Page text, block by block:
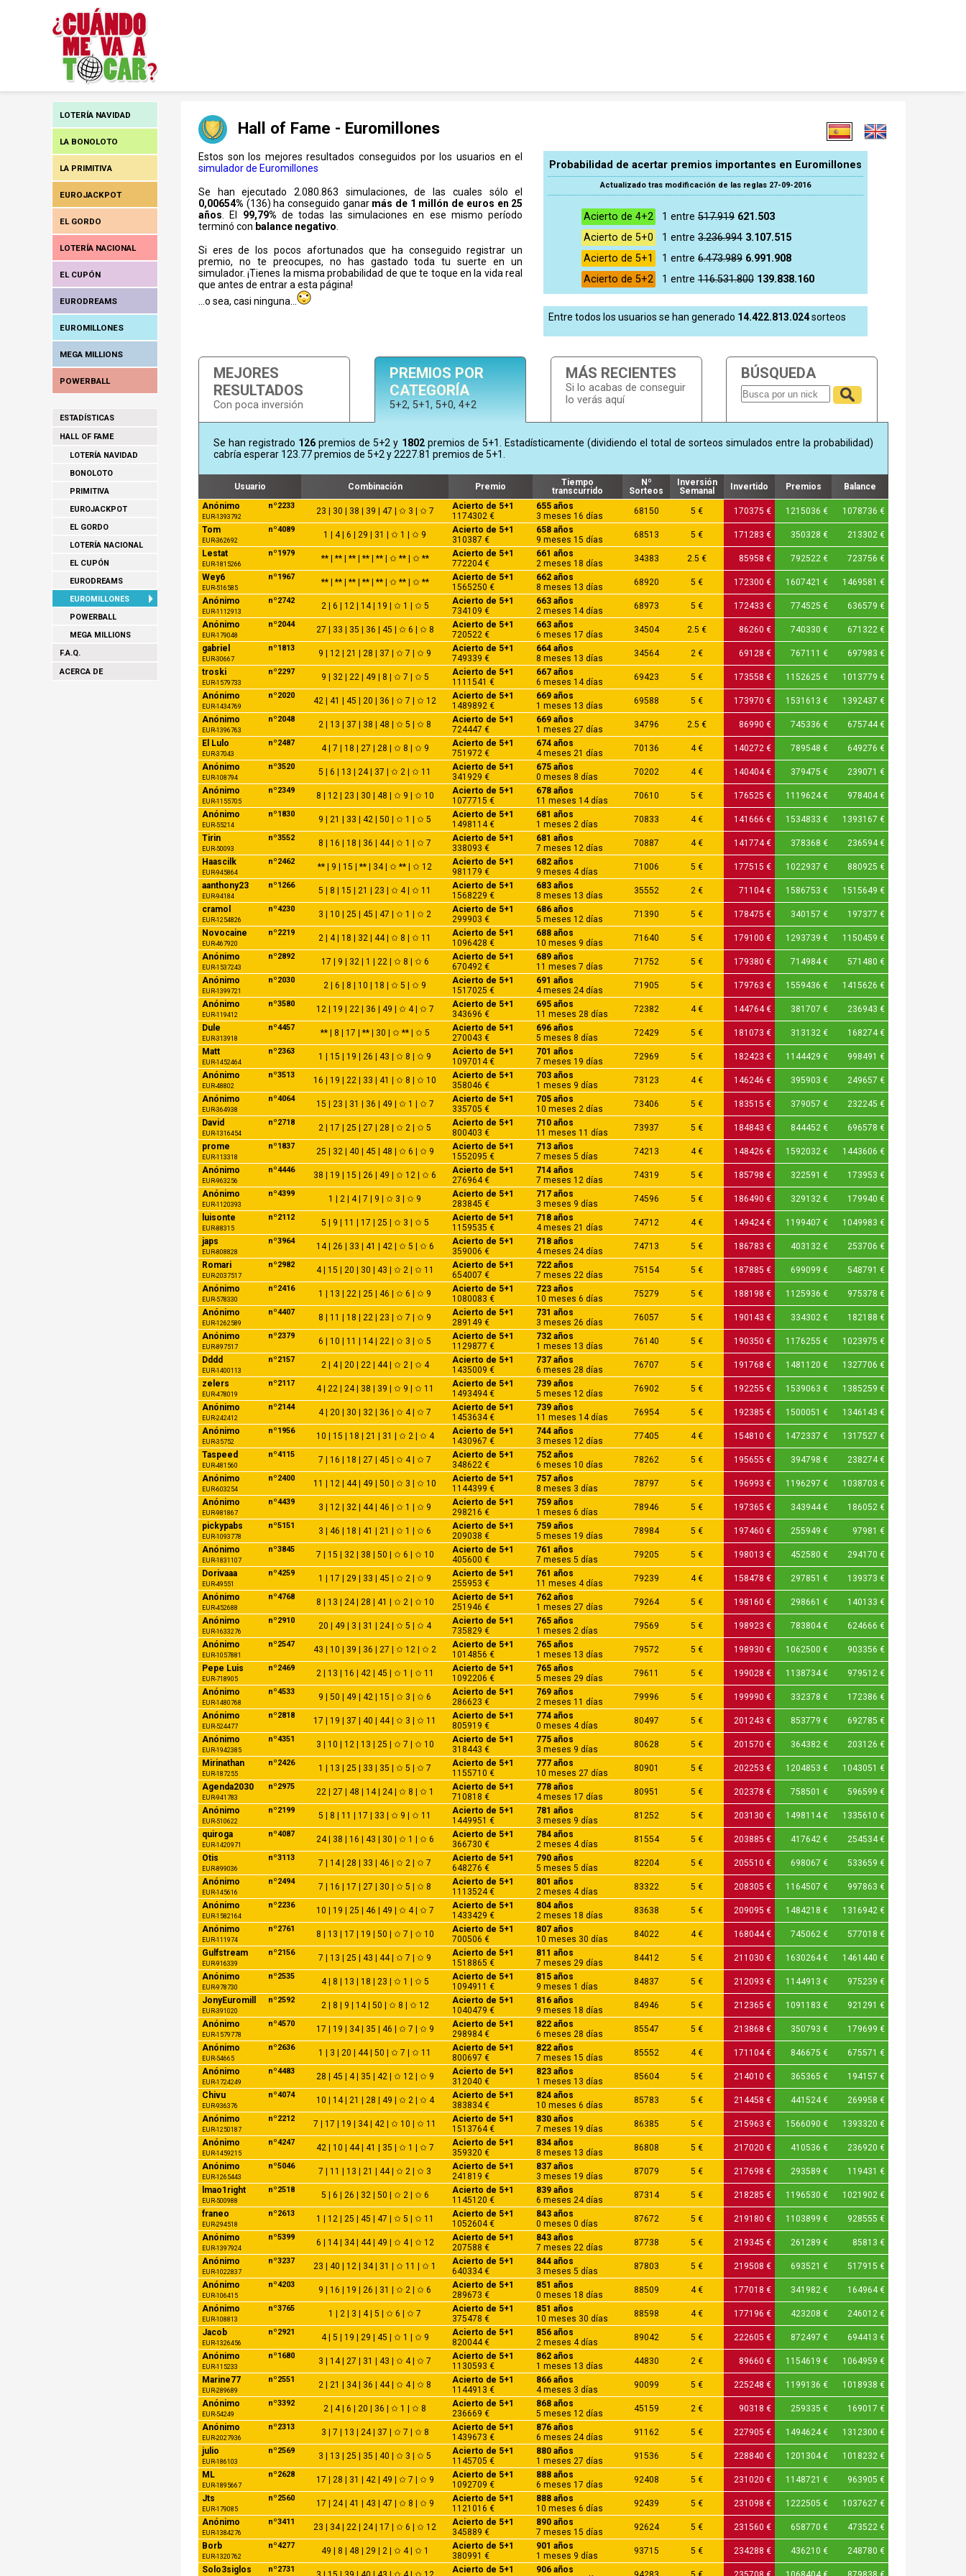
LOTERÍA NAVIDAD
LA BONOLOTO
LA PRIMITIVA
EUROJACKPOT
EL GORDO
LOTERÍA NACIONAL
EL CUPÓN
EURODREAMS
EUROMILLONES
MEGA MILLIONS
POWERBALL
ESTADÍSTICAS
HALL OF FAME
LOTERÍA NAVIDAD
BONOLOTO
PRIMITIVA
EUROJACKPOT
EL GORDO
LOTERÍA NACIONAL
EL CUPÓN
EURODREAMS
EUROMILLONES
POWERBALL
MEGA MILLIONS
F.A.Q.
ACERCA DE
Hall of Fame - Euromillones
Estos son los mejores resultados conseguidos por los usuarios en el
simulador de Euromillones
Se han ejecutado 2.080.863 simulaciones, de las cuales sólo el
0,00654% (136) ha conseguido ganar más de 1 millón de euros en 25
años . El 99,79% de todas las simulaciones en ese mismo período
terminó con balance negativo
Si eres de los pocos afortunados que ha conseguido registrar un
premio, no te preocupes, no has gastado toda tu suerte en un
simulador. ¡Tienes la misma probabilidad de que te toque en la vida real
que antes de entrar a esta página!
...o sea, casi ninguna...
Probabilidad de acertar premios importantes en Euromillones
Actualizado tras modificación de las reglas 27-09-2016
Acierto de 4+2 1 entre 517.919 621.503
Acierto de 5+0
1 entre 3.236.994 3.107.515
Acierto de 5+1
1 entre 6.473.989 6.991.908
Acierto de 5+2
1 entre 116.531.800 139.838.160
Entre todos los usuarios se han generado 14.422.813.024sorteos
MEJORES
RESULTADOS
Con poca inversión
PREMIOS POR
CATEGORÍA
5+2, 5+1, 5+0, 4+2
MÁS RECIENTES
Si lo acabas de conseguir
lo verás aquí
BÚSQUEDA
Se han registrado 126 premios de 5+2 y 1802premios de 5+1. Estadísticamente (dividiendo el total de sorteos simulados entre la probabilidad)
cabría esperar 123.77 premios de 5+2 y 2227.81 premios de 5+1.
Usuario Combinación Premio
Tiempo
transcurrido
Nº
Sorteos
Inversión
Semanal
Invertido Premios Balance
nº2233
Anónimo
EUR-1393792
23 | 30 | 38 | 39 | 47 | ✩ 3 | ✩ 7
Acierto de 5+1
1174302 €
655 años
3 meses 16 días
68150 5 € 170375 € 1215036 € 1078736 €
nº4089
Tom
EUR-362692
1 | 4 | 6 | 29 | 31 | ✩ 1 | ✩ 9
Acierto de 5+1
310387 €
658 años
9 meses 15 días
68513 5 € 171283 € 350328 € 213302 €
nº1979
Lestat
EUR-1815266
** | ** | ** | ** | ** | ✩ ** | ✩ **
Acierto de 5+1
772204 €
661 años
2 meses 18 días
34383 2.5 € 85958 € 792522 € 723756 €
nº1967
Wey6
EUR-516585
** | ** | ** | ** | ** | ✩ ** | ✩ **
Acierto de 5+1
1565250 €
662 años
8 meses 13 días
68920 5 € 172300 € 1607421 € 1469581 €
nº2742
Anónimo
EUR-1112913
2 | 6 | 12 | 14 | 19 | ✩ 1 | ✩ 5
Acierto de 5+1
734109 €
663 años
2 meses 14 días
68973 5 € 172433 € 774525 € 636579 €
nº2044
Anónimo
EUR-179048
27 | 33 | 35 | 36 | 45 | ✩ 6 | ✩ 8
Acierto de 5+1
720522 €
663 años
6 meses 17 días
34504 2.5 € 86260 € 740330 € 671322 €
nº1813
gabriel
EUR-30667
9 | 12 | 21 | 28 | 37 | ✩ 7 | ✩ 9
Acierto de 5+1
749339 €
664 años
8 meses 13 días
34564 2 € 69128 € 767111 € 697983 €
nº2297
troski
EUR-1579733
9 | 32 | 22 | 49 | 8 | ✩ 7 | ✩ 5
Acierto de 5+1
1111541 €
667 años
6 meses 14 días
69423 5 € 173558 € 1152625 € 1013779 €
nº2020
Anónimo
EUR-1434769
42 | 41 | 45 | 20 | 36 | ✩ 7 | ✩ 12
Acierto de 5+1
1489892 €
669 años
1 meses 13 días
69588 5 € 173970 € 1531613 € 1392437 €
nº2048
Anónimo
EUR-1396763
2 | 13 | 37 | 38 | 48 | ✩ 5 | ✩ 8
Acierto de 5+1
724447 €
669 años
1 meses 27 días
34796 2.5 € 86990 € 745336 € 675744 €
nº2487
El Lulo
EUR-37043
4 | 7 | 18 | 27 | 28 | ✩ 8 | ✩ 9
Acierto de 5+1
751972 €
674 años
4 meses 21 días
70136 4 € 140272 € 789548 € 649276 €
nº3520
Anónimo
EUR-108794
5 | 6 | 13 | 24 | 37 | ✩ 2 | ✩ 11
Acierto de 5+1
341929 €
675 años
0 meses 8 días
70202 4 € 140404 € 379475 € 239071 €
nº2349
Anónimo
EUR-1155705
8 | 12 | 23 | 30 | 48 | ✩ 9 | ✩ 10
Acierto de 5+1
1077715 €
678 años
11 meses 14 días
70610 5 € 176525 € 1119624 € 978404 €
nº1830
Anónimo
EUR-55214
9 | 21 | 33 | 42 | 50 | ✩ 1 | ✩ 5
Acierto de 5+1
1498114 €
681 años
1 meses 2 días
70833 4 € 141666 € 1534833 € 1393167 €
nº3552
Tirin
EUR-50093
8 | 16 | 18 | 36 | 44 | ✩ 1 | ✩ 7
Acierto de 5+1
338093 €
681 años
7 meses 12 días
70887 4 € 141774 € 378368 € 236594 €
nº2462
Haascilk
EUR-945864
** | 9 | 15 | ** | 34 | ✩ ** | ✩ 12
Acierto de 5+1
981179 €
682 años
9 meses 4 días
71006 5 € 177515 € 1022937 € 880925 €
nº1266
aanthony23
EUR-94184
5 | 8 | 15 | 21 | 23 | ✩ 4 | ✩ 11
Acierto de 5+1
1568229 €
683 años
8 meses 13 días
35552 2 € 71104 € 1586753 € 1515649 €
nº4230
cramol
EUR-1254826
3 | 10 | 25 | 45 | 47 | ✩ 1 | ✩ 2
Acierto de 5+1
299903 €
686 años
5 meses 12 días
71390 5 € 178475 € 340157 € 197377 €
nº2219
Novocaine
EUR-467920
2 | 4 | 18 | 32 | 44 | ✩ 8 | ✩ 11
Acierto de 5+1
1096428 €
688 años
10 meses 9 días
71640 5 € 179100 € 1293739 € 1150459 €
nº2892
Anónimo
EUR-1537243
17 | 9 | 32 | 1 | 22 | ✩ 8 | ✩ 6
Acierto de 5+1
670492 €
689 años
11 meses 7 días
71752 5 € 179380 € 714984 € 571480 €
nº2030
Anónimo
EUR-1399721
2 | 6 | 8 | 10 | 18 | ✩ 5 | ✩ 9
Acierto de 5+1
1517025 €
691 años
4 meses 24 días
71905 5 € 179763 € 1559436 € 1415626 €
nº3580
Anónimo
EUR-119412
12 | 19 | 22 | 36 | 49 | ✩ 4 | ✩ 7
Acierto de 5+1
343696 €
695 años
11 meses 28 días
72382 4 € 144764 € 381707 € 236943 €
nº4457
Dule
EUR-313918
** | 8 | 17 | ** | 30 | ✩ ** | ✩ 5
Acierto de 5+1
270043 €
696 años
5 meses 8 días
72429 5 € 181073 € 313132 € 168274 €
nº2363
Matt
EUR-1452464
1 | 15 | 19 | 26 | 43 | ✩ 8 | ✩ 9
Acierto de 5+1
1097014 €
701 años
7 meses 19 días
72969 5 € 182423 € 1144429 € 998491 €
nº3513
Anónimo
EUR-48802
16 | 19 | 22 | 33 | 41 | ✩ 8 | ✩ 10
Acierto de 5+1
358046 €
703 años
1 meses 9 días
73123 4 € 146246 € 395903 € 249657 €
nº4064
Anónimo
EUR-364938
15 | 23 | 31 | 36 | 49 | ✩ 1 | ✩ 7
Acierto de 5+1
335705 €
705 años
10 meses 2 días
73406 5 € 183515 € 379057 € 232245 €
nº2718
David
EUR-1316454
2 | 17 | 25 | 27 | 28 | ✩ 2 | ✩ 5
Acierto de 5+1
800403 €
710 años
11 meses 11 días
73937 5 € 184843 € 844452 € 696578 €
nº1837
prome
EUR-113318
25 | 32 | 40 | 45 | 48 | ✩ 6 | ✩ 9
Acierto de 5+1
1552095 €
713 años
7 meses 5 días
74213 4 € 148426 € 1592032 € 1443606 €
nº4446
Anónimo
EUR-963256
38 | 19 | 15 | 26 | 49 | ✩ 12 | ✩ 6
Acierto de 5+1
276964 €
714 años
7 meses 12 días
74319 5 € 185798 € 322591 € 173953 €
nº4399
Anónimo
EUR-1120393
1 | 2 | 4 | 7 | 9 | ✩ 3 | ✩ 9
Acierto de 5+1
283845 €
717 años
3 meses 9 días
74596 5 € 186490 € 329132 € 179940 €
nº2112
luisonte
EUR-88315
5 | 9 | 11 | 17 | 25 | ✩ 3 | ✩ 5
Acierto de 5+1
1159535 €
718 años
4 meses 21 días
74712 4 € 149424 € 1199407 € 1049983 €
nº3964
japs
EUR-808828
14 | 26 | 33 | 41 | 42 | ✩ 5 | ✩ 6
Acierto de 5+1
359006 €
718 años
4 meses 24 días
74713 5 € 186783 € 403132 € 253706 €
nº2982
Romari
EUR-2037517
4 | 15 | 20 | 30 | 43 | ✩ 2 | ✩ 11
Acierto de 5+1
654007 €
722 años
7 meses 22 días
75154 5 € 187885 € 699099 € 548791 €
nº2416
Anónimo
EUR-578330
1 | 13 | 22 | 25 | 46 | ✩ 6 | ✩ 9
Acierto de 5+1
1080083 €
723 años
10 meses 6 días
75279 5 € 188198 € 1125936 € 975378 €
nº4407
Anónimo
EUR-1262589
8 | 11 | 18 | 22 | 23 | ✩ 7 | ✩ 9
Acierto de 5+1
289149 €
731 años
3 meses 26 días
76057 5 € 190143 € 334302 € 182188 €
nº2379
Anónimo
EUR-897517
6 | 10 | 11 | 14 | 22 | ✩ 3 | ✩ 5
Acierto de 5+1
1129877 €
732 años
1 meses 13 días
76140 5 € 190350 € 1176255 € 1023975 €
nº2157
Dddd
EUR-1400113
2 | 4 | 20 | 22 | 44 | ✩ 2 | ✩ 4
Acierto de 5+1
1435009 €
737 años
6 meses 28 días
76707 5 € 191768 € 1481120 € 1327706 €
nº2117
zelers
EUR-478019
4 | 22 | 24 | 38 | 39 | ✩ 9 | ✩ 11
Acierto de 5+1
1493494 €
739 años
5 meses 12 días
76902 5 € 192255 € 1539063 € 1385259 €
nº2144
Anónimo
EUR-242412
4 | 20 | 30 | 32 | 36 | ✩ 4 | ✩ 7
Acierto de 5+1
1453634 €
739 años
11 meses 14 días
76954 5 € 192385 € 1500051 € 1346143 €
nº1956
Anónimo
EUR-35752
10 | 15 | 18 | 21 | 31 | ✩ 2 | ✩ 4
Acierto de 5+1
1430967 €
744 años
3 meses 12 días
77405 4 € 154810 € 1472337 € 1317527 €
nº4115
Taspeed
EUR-481560
7 | 16 | 18 | 27 | 45 | ✩ 4 | ✩ 7
Acierto de 5+1
348622 €
752 años
6 meses 10 días
78262 5 € 195655 € 394798 € 238274 €
nº2400
Anónimo
EUR-603254
11 | 12 | 44 | 49 | 50 | ✩ 3 | ✩ 10
Acierto de 5+1
1144399 €
757 años
8 meses 3 días
78797 5 € 196993 € 1196297 € 1038703 €
nº4439
Anónimo
EUR-981867
3 | 12 | 32 | 44 | 46 | ✩ 1 | ✩ 9
Acierto de 5+1
298216 €
759 años
1 meses 6 días
78946 5 € 197365 € 343944 € 186052 €
nº5151
pickypabs
EUR-1093778
3 | 46 | 18 | 41 | 21 | ✩ 1 | ✩ 6
Acierto de 5+1
209038 €
759 años
5 meses 19 días
78984 5 € 197460 € 255949 € 97981 €
nº3845
Anónimo
EUR-1831107
7 | 15 | 32 | 38 | 50 | ✩ 6 | ✩ 10
Acierto de 5+1
405600 €
761 años
7 meses 5 días
79205 5 € 198013 € 452580 € 294170 €
nº4259
Dorivaaa
EUR-49551
1 | 17 | 29 | 33 | 45 | ✩ 2 | ✩ 9
Acierto de 5+1
255953 €
761 años
11 meses 4 días
79239 4 € 158478 € 297851 € 139373 €
nº4768
Anónimo
EUR-452688
8 | 13 | 24 | 28 | 41 | ✩ 2 | ✩ 10
Acierto de 5+1
251946 €
762 años
1 meses 27 días
79264 5 € 198160 € 298661 € 140133 €
nº2910
Anónimo
EUR-1633276
20 | 49 | 3 | 31 | 24 | ✩ 5 | ✩ 4
Acierto de 5+1
735829 €
765 años
1 meses 2 días
79569 5 € 198923 € 783804 € 624666 €
nº2547
Anónimo
EUR-1057881
43 | 10 | 39 | 36 | 27 | ✩ 12 | ✩ 2
Acierto de 5+1
1014856 €
765 años
1 meses 13 días
79572 5 € 198930 € 1062500 € 903356 €
nº2469
Pepe Luis
EUR-718905
2 | 13 | 16 | 42 | 45 | ✩ 1 | ✩ 11
Acierto de 5+1
1092206 €
765 años
5 meses 29 días
79611 5 € 199028 € 1138734 € 979512 €
nº4533
Anónimo
EUR-1480768
9 | 50 | 49 | 42 | 15 | ✩ 3 | ✩ 6
Acierto de 5+1
286623 €
769 años
2 meses 11 días
79996 5 € 199990 € 332378 € 172386 €
nº2818
Anónimo
EUR-524477
17 | 19 | 37 | 40 | 44 | ✩ 3 | ✩ 11
Acierto de 5+1
805919 €
774 años
0 meses 4 días
80497 5 € 201243 € 853779 € 692785 €
nº4351
Anónimo
EUR-1942385
3 | 10 | 12 | 13 | 25 | ✩ 7 | ✩ 10
Acierto de 5+1
318443 €
775 años
3 meses 9 días
80628 5 € 201570 € 364382 € 203126 €
nº2426
Mirinathan
EUR-187255
1 | 13 | 25 | 33 | 35 | ✩ 5 | ✩ 7
Acierto de 5+1
1155710 €
777 años
10 meses 27 días
80901 5 € 202253 € 1204853 € 1043051 €
nº2975
Agenda2030
EUR-941783
22 | 27 | 48 | 14 | 24 | ✩ 8 | ✩ 1
Acierto de 5+1
710818 €
778 años
4 meses 17 días
80951 5 € 202378 € 758501 € 596599 €
nº2199
Anónimo
EUR-510622
5 | 8 | 11 | 17 | 33 | ✩ 9 | ✩ 11
Acierto de 5+1
1449951 €
781 años
3 meses 9 días
81252 5 € 203130 € 1498114 € 1335610 €
nº4087
quiroga
EUR-1420971
24 | 38 | 16 | 43 | 30 | ✩ 1 | ✩ 6
Acierto de 5+1
366730 €
784 años
2 meses 4 días
81554 5 € 203885 € 417642 € 254534 €
nº3113
Otis
EUR-899036
7 | 14 | 28 | 33 | 46 | ✩ 2 | ✩ 7
Acierto de 5+1
648276 €
790 años
5 meses 5 días
82204 5 € 205510 € 698067 € 533659 €
nº2494
Anónimo
EUR-145616
7 | 16 | 17 | 27 | 30 | ✩ 5 | ✩ 8
Acierto de 5+1
1113524 €
801 años
2 meses 4 días
83322 5 € 208305 € 1164507 € 997863 €
nº2236
Anónimo
EUR-1582164
10 | 19 | 25 | 46 | 49 | ✩ 4 | ✩ 7
Acierto de 5+1
1433429 €
804 años
2 meses 18 días
83638 5 € 209095 € 1484218 € 1316942 €
nº2761
Anónimo
EUR-111974
8 | 13 | 17 | 19 | 50 | ✩ 7 | ✩ 10
Acierto de 5+1
700506 €
807 años
10 meses 30 días
84022 4 € 168044 € 745062 € 577018 €
nº2156
Gulfstream
EUR-916339
7 | 13 | 25 | 43 | 44 | ✩ 7 | ✩ 9
Acierto de 5+1
1518865 €
811 años
7 meses 29 días
84412 5 € 211030 € 1630264 € 1461440 €
nº2535
Anónimo
EUR-978730
4 | 8 | 13 | 18 | 23 | ✩ 1 | ✩ 5
Acierto de 5+1
1094911 €
815 años
9 meses 1 días
84837 5 € 212093 € 1144913 € 975239 €
nº2592
JonyEuromill
EUR-391020
2 | 8 | 9 | 14 | 50 | ✩ 8 | ✩ 12
Acierto de 5+1
1040479 €
816 años
9 meses 18 días
84946 5 € 212365 € 1091183 € 921291 €
nº4570
Anónimo
EUR-1579778
17 | 19 | 34 | 35 | 46 | ✩ 7 | ✩ 9
Acierto de 5+1
298984 €
822 años
6 meses 28 días
85547 5 € 213868 € 350793 € 179699 €
nº2636
Anónimo
EUR-54665
1 | 3 | 20 | 44 | 50 | ✩ 7 | ✩ 11
Acierto de 5+1
800697 €
822 años
7 meses 15 días
85552 4 € 171104 € 846675 € 675571 €
nº4483
Anónimo
EUR-1724249
28 | 45 | 4 | 35 | 42 | ✩ 12 | ✩ 9
Acierto de 5+1
312040 €
823 años
1 meses 13 días
85604 5 € 214010 € 365365 € 194157 €
nº4074
Chivu
EUR-936376
10 | 14 | 21 | 28 | 49 | ✩ 2 | ✩ 4
Acierto de 5+1
383834 €
824 años
10 meses 6 días
85783 5 € 214458 € 441524 € 269958 €
nº2212
Anónimo
EUR-1250187
7 | 17 | 19 | 34 | 42 | ✩ 10 | ✩ 11
Acierto de 5+1
1513764 €
830 años
7 meses 19 días
86385 5 € 215963 € 1566090 € 1393320 €
nº4247
Anónimo
EUR-1459215
42 | 10 | 44 | 41 | 35 | ✩ 1 | ✩ 7
Acierto de 5+1
359320 €
834 años
8 meses 13 días
86808 5 € 217020 € 410536 € 236920 €
nº5046
Anónimo
EUR-1265443
7 | 11 | 13 | 21 | 44 | ✩ 2 | ✩ 3
Acierto de 5+1
241819 €
837 años
3 meses 19 días
87079 5 € 217698 € 293589 € 119431 €
nº2518
lmao1right
EUR-500988
5 | 6 | 26 | 32 | 50 | ✩ 2 | ✩ 6
Acierto de 5+1
1145120 €
839 años
6 meses 24 días
87314 5 € 218285 € 1196530 € 1021902 €
nº2613
franeo
EUR-294518
1 | 12 | 25 | 45 | 47 | ✩ 5 | ✩ 11
Acierto de 5+1
1052604 €
843 años
0 meses 0 días
87672 5 € 219180 € 1103899 € 928555 €
nº5399
Anónimo
EUR-1397924
6 | 14 | 34 | 44 | 49 | ✩ 4 | ✩ 12
Acierto de 5+1
207588 €
843 años
7 meses 22 días
87738 5 € 219345 € 261289 € 85813 €
nº3237
Anónimo
EUR-1022837
23 | 40 | 12 | 34 | 31 | ✩ 11 | ✩ 1
Acierto de 5+1
640334 €
844 años
3 meses 5 días
87803 5 € 219508 € 693521 € 517915 €
nº4203
Anónimo
EUR-106415
9 | 16 | 19 | 26 | 31 | ✩ 2 | ✩ 6
Acierto de 5+1
289673 €
851 años
0 meses 18 días
88509 4 € 177018 € 341982 € 164964 €
nº3765
Anónimo
EUR-108813
1 | 2 | 3 | 4 | 5 | ✩ 6 | ✩ 7
Acierto de 5+1
375478 €
851 años
10 meses 30 días
88598 4 € 177196 € 423208 € 246012 €
nº2921
Jacob
EUR-1326456
4 | 5 | 19 | 29 | 45 | ✩ 1 | ✩ 9
Acierto de 5+1
820044 €
856 años
2 meses 4 días
89042 5 € 222605 € 872497 € 694413 €
nº1680
Anónimo
EUR-115233
3 | 14 | 27 | 31 | 43 | ✩ 4 | ✩ 7
Acierto de 5+1
1130593 €
862 años
1 meses 13 días
44830 2 € 89660 € 1154619 € 1064959 €
nº2551
Marine77
EUR-289689
2 | 21 | 34 | 36 | 44 | ✩ 4 | ✩ 8
Acierto de 5+1
1144913 €
866 años
4 meses 3 días
90099 5 € 225248 € 1199136 € 1018938 €
nº3392
Anónimo
EUR-54249
2 | 4 | 6 | 20 | 36 | ✩ 1 | ✩ 8
Acierto de 5+1
236669 €
868 años
5 meses 12 días
45159 2 € 90318 € 259335 € 169017 €
nº2313
Anónimo
EUR-2027936
3 | 7 | 13 | 24 | 37 | ✩ 7 | ✩ 8
Acierto de 5+1
1439673 €
876 años
6 meses 24 días
91162 5 € 227905 € 1494624 € 1312300 €
nº2569
julio
EUR-186103
3 | 13 | 25 | 35 | 40 | ✩ 3 | ✩ 5
Acierto de 5+1
1145705 €
880 años
1 meses 27 días
91536 5 € 228840 € 1201304 € 1018232 €
nº2628
ML
EUR-1895667
17 | 28 | 31 | 42 | 49 | ✩ 7 | ✩ 9
Acierto de 5+1
1092709 €
888 años
6 meses 17 días
92408 5 € 231020 € 1148721 € 963905 €
nº2560
Jts
EUR-179085
17 | 24 | 41 | 43 | 47 | ✩ 8 | ✩ 9
Acierto de 5+1
1121016 €
888 años
10 meses 6 días
92439 5 € 231098 € 1222505 € 1037627 €
nº3411
Anónimo
EUR-1384276
23 | 34 | 22 | 24 | 17 | ✩ 6 | ✩ 12
Acierto de 5+1
345889 €
890 años
7 meses 15 días
92624 5 € 231560 € 658770 € 473522 €
nº4277
Borb
EUR-1320762
49 | 8 | 48 | 29 | 2 | ✩ 4 | ✩ 1
Acierto de 5+1
380991 €
901 años
1 meses 9 días
93715 5 € 234288 € 436210 € 248780 €
nº2731
Solo3siglos
Acierto de 5+1
906 años